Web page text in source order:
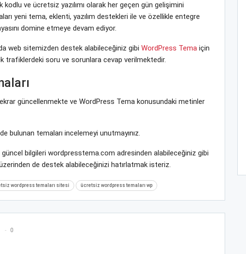
kodlu ve ücretsiz yazılımı olarak her geçen gün gelişimini
yeni tema, eklenti, yazılım destekleri ile ve özellikle entegre
domine etmeye devam ediyor.
web sitemizden destek alabileceğiniz gibi WordPress Temaiçin
trafiklerdeki soru ve sorunlara cevap verilmektedir.
güncellenmekte ve WordPress Tema konusundaki metinler
bulunan temaları incelemeyi unutmayınız.
güncel bilgileri wordpresstema.com adresinden alabileceğiniz gibi
de destek alabileceğinizi hatırlatmak isteriz.
wordpress temaları sitesi ücretsiz wordpress temaları wp
0